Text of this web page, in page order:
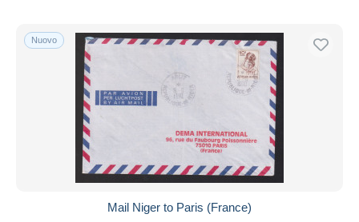
Nuovo
Mail Niger to Paris (France)